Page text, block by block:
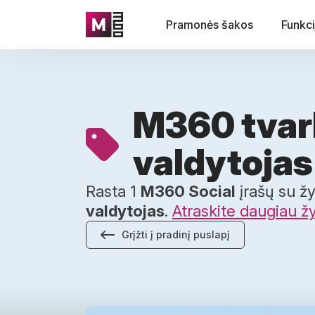
Pramonės šakos
M360
valdytojas
Rasta 1 M360 Social įrašų su
valdytojas. Atraskite daugiau
Grįžti į pradinį puslapį